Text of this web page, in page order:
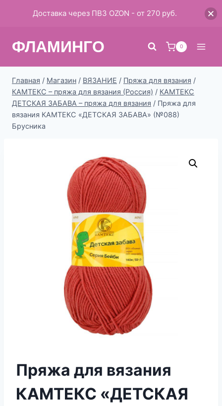
ФЛАМИНГО 0
Главная / Магазин / ВЯЗАНИЕ / Пряжа для вязания /
КАМТЕКС – пряжа для вязания (Россия) / КАМТЕКС
ДЕТСКАЯ ЗАБАВА – пряжа для вязания / Пряжа для
вязания КАМТЕКС «ДЕТСКАЯ ЗАБАВА» (№088)
Брусника
Пряжа для вязания
КАМТЕКС «ДЕТСКАЯ
Доставка через ПВЗ OZON - от 270 руб.